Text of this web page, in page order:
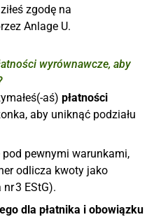
zgodę na
Anlage U.
wyrównawcze, aby
aś) płatności
aby uniknąć podziału
pewnymi warunkami,
odlicza kwoty jako
3 EStG).
dla płatnika i obowiązku